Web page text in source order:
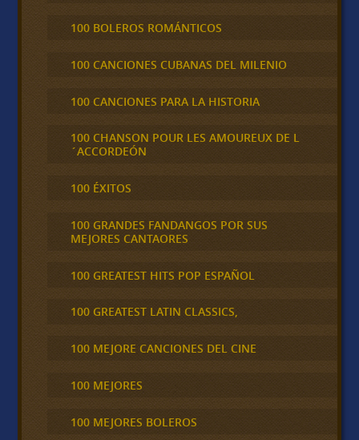
100 BOLEROS ROMÁNTICOS
100 CANCIONES CUBANAS DEL MILENIO
100 CANCIONES PARA LA HISTORIA
100 CHANSON POUR LES AMOUREUX DE L
´ACCORDEÓN
100 ÉXITOS
100 GRANDES FANDANGOS POR SUS
MEJORES CANTAORES
100 GREATEST HITS POP ESPAÑOL
100 GREATEST LATIN CLASSICS,
100 MEJORE CANCIONES DEL CINE
100 MEJORES
100 MEJORES BOLEROS